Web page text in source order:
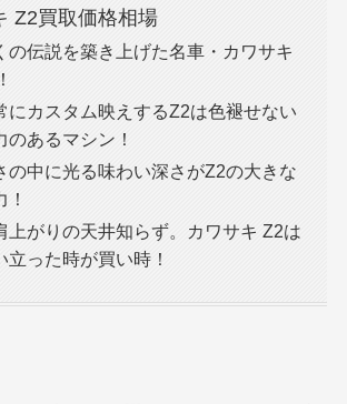
Z2買取価格相場
の伝説を築き上げた名車・カワサキ
にカスタム映えするZ2は色褪せない
のあるマシン！
の中に光る味わい深さがZ2の大きな
！
上がりの天井知らず。カワサキ Z2は
立った時が買い時！